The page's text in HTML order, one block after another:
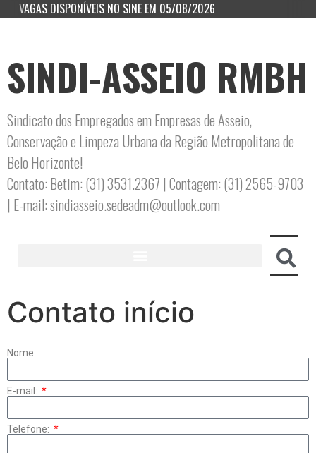
VAGAS DISPONÍVEIS NO SINE EM 05/08/2026
SINDI-ASSEIO RMBH
Sindicato dos Empregados em Empresas de Asseio,
Conservação e Limpeza Urbana da Região Metropolitana de
Belo Horizonte!
Contato: Betim: (31) 3531.2367 | Contagem: (31) 2565-9703
| E-mail: sindiasseio.sedeadm@outlook.com
Contato início
Nome:
E-mail:
Telefone: